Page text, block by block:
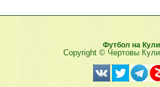
Футбол на
Copyright © Чертовы